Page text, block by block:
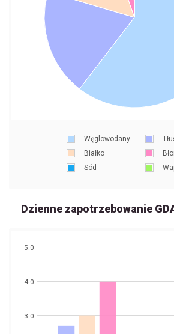
Węglowodany
Białko
Sód
Dzienne zapotrzebowanie
3.0
4.0
5.0